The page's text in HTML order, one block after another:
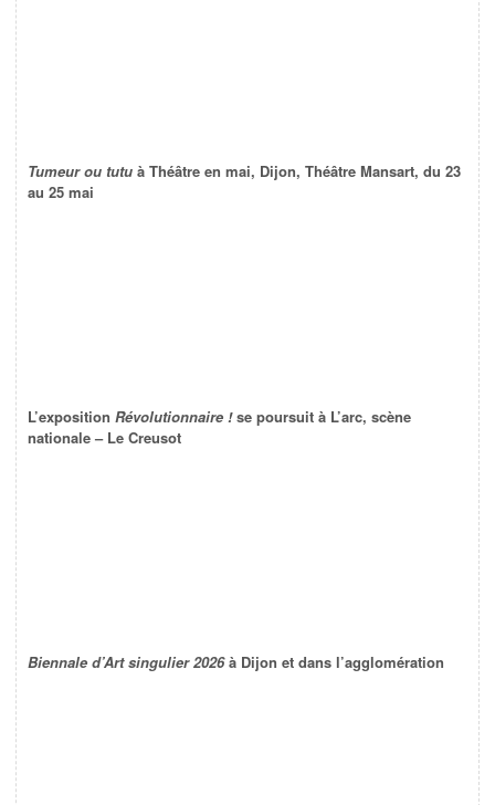
Tumeur ou tutu à Théâtre en mai, Dijon, Théâtre Mansart, du 23
au 25 mai
L’exposition Révolutionnaire !se poursuit à L’arc, scène
nationale – Le Creusot
Biennale d’Art singulier 2026à Dijon et dans l’agglomération